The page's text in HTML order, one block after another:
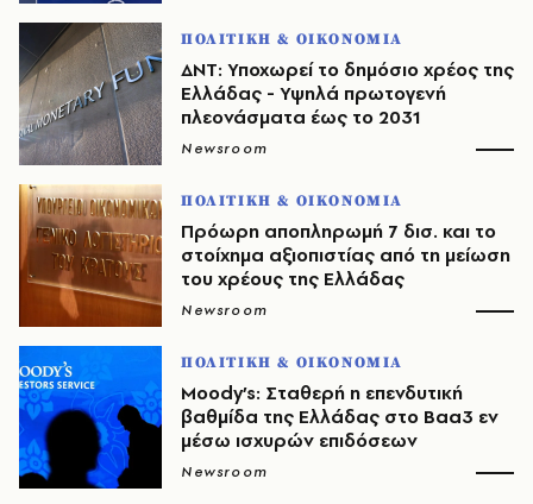
ΠΟΛΙΤΙΚΗ & ΟΙΚΟΝΟΜΙΑ
ΔΝΤ: Υποχωρεί το δημόσιο χρέος της
Ελλάδας - Υψηλά πρωτογενή
πλεονάσματα έως το 2031
Newsroom
ΠΟΛΙΤΙΚΗ & ΟΙΚΟΝΟΜΙΑ
Πρόωρη αποπληρωμή 7 δισ. και το
στοίχημα αξιοπιστίας από τη μείωση
του χρέους της Ελλάδας
Newsroom
ΠΟΛΙΤΙΚΗ & ΟΙΚΟΝΟΜΙΑ
Moody’s: Σταθερή η επενδυτική
βαθμίδα της Ελλάδας στο Baa3 εν
μέσω ισχυρών επιδόσεων
Newsroom